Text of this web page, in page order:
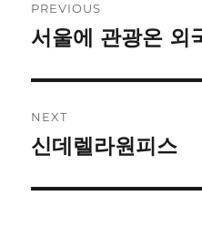
navigation
PREVIOUS
Previous
서울에 관광온 외
NEXT
Next
신데렐라원피스